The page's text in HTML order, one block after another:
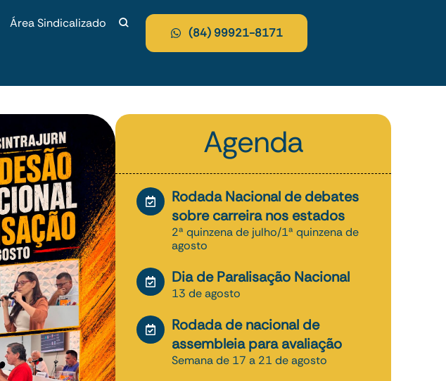
Área Sindicalizado
(84) 99921-8171
Agenda
Rodada Nacional de debates
sobre carreira nos estados
2ª quinzena de julho/1ª quinzena de
agosto
Dia de Paralisação Nacional
13 de agosto
Rodada de nacional de
assembleia para avaliação
Semana de 17 a 21 de agosto